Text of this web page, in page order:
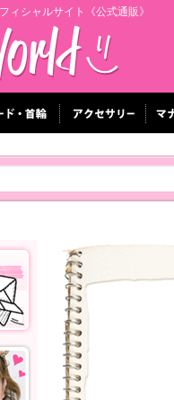
ィシャルサイト《公式通販》